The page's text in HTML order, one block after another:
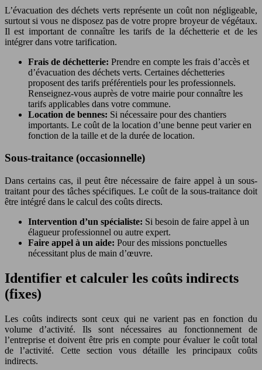
L’évacuation des déchets verts représente un coût non négligeable,
surtout si vous ne disposez pas de votre propre broyeur de végétaux.
Il est important de connaître les tarifs de la déchetterie et de les
intégrer dans votre tarification.
Frais de déchetterie: Prendre en compte les frais d’accès et
d’évacuation des déchets verts. Certaines déchetteries
proposent des tarifs préférentiels pour les professionnels.
Renseignez-vous auprès de votre mairie pour connaître les
tarifs applicables dans votre commune.
Location de bennes: Si nécessaire pour des chantiers
importants. Le coût de la location d’une benne peut varier en
fonction de la taille et de la durée de location.
Sous-traitance (occasionnelle)
Dans certains cas, il peut être nécessaire de faire appel à un sous-
traitant pour des tâches spécifiques. Le coût de la sous-traitance doit
être intégré dans le calcul des coûts directs.
Intervention d’un spécialiste: Si besoin de faire appel à un
élagueur professionnel ou autre expert.
Faire appel à un aide: Pour des missions ponctuelles
nécessitant plus de main d’œuvre.
Identifier et calculer les coûts indirects
(fixes)
Les coûts indirects sont ceux qui ne varient pas en fonction du
volume d’activité. Ils sont nécessaires au fonctionnement de
l’entreprise et doivent être pris en compte pour évaluer le coût total
de l’activité. Cette section vous détaille les principaux coûts
indirects.